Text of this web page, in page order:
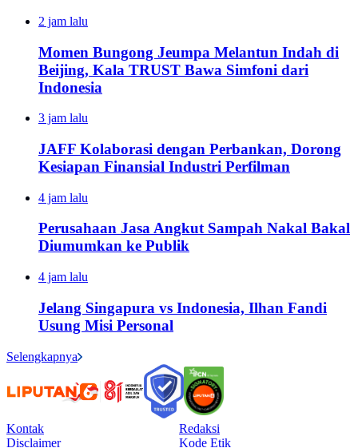
2 jam lalu
Momen Bungong Jeumpa Melantun Indah di
Beijing, Kala TRUST Bawa Simfoni dari
Indonesia
3 jam lalu
JAFF Kolaborasi dengan Perbankan, Dorong
Kesiapan Finansial Industri Perfilman
4 jam lalu
Perusahaan Jasa Angkut Sampah Nakal Bakal
Diumumkan ke Publik
4 jam lalu
Jelang Singapura vs Indonesia, Ilhan Fandi
Usung Misi Personal
Selengkapnya
Kontak
Redaksi
Disclaimer
Kode Etik